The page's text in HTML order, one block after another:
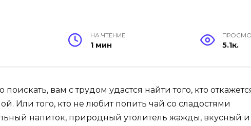
НА ЧТЕНИЕ
1 мин 5.1к.
вам с трудом удастся найти того, кто
Или того, кто не любит попить чай со сладостями
напиток, природный утолитель жажды, вкусный и